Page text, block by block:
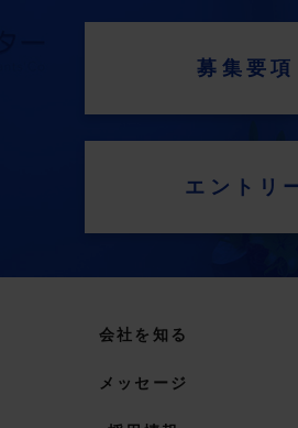
募集要項
エントリ
会社を知る
メッセージ